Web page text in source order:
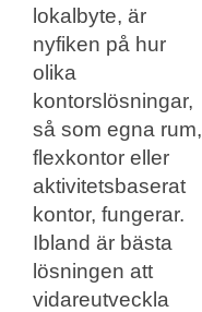
lokalbyte, är
nyfiken på hur
olika
kontorslösningar,
så som egna rum,
flexkontor eller
aktivitetsbaserat
kontor, fungerar.
Ibland är bästa
lösningen att
vidareutveckla